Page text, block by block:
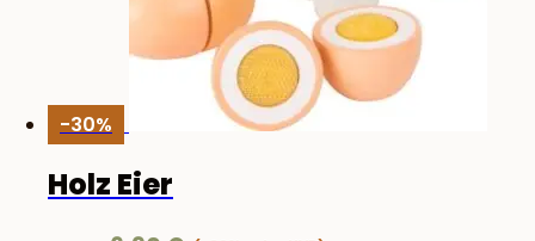
-30%
Holz Eier